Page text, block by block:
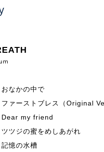
おなかの中で
ファーストブレス（Original
Dear my friend
ツツジの蜜をめしあがれ
記憶の水槽